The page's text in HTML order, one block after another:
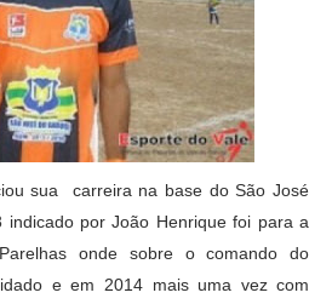
sua carreira na base do São José
indicado por João Henrique foi para a
onde sobre o comando do
e em 2014 mais uma vez com